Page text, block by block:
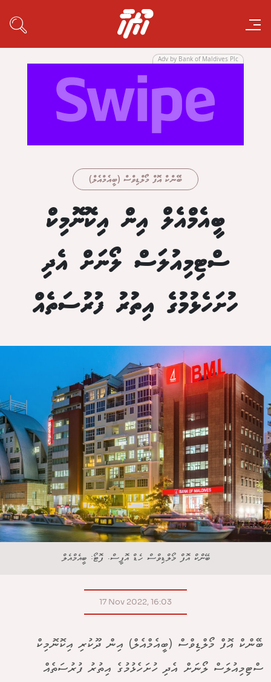
Adv by Bank of Maldives Plc
ބޭންކް އޮފް މޯލްޑިވްސް (ބީއެމްއެލް)
ބީއެމްއެލް އިން އިކޮނޮމިކް
ސްޓިމިއުލަސް ލޯނަށް އެދި
ހުށަހެޅުމުގެ އިތުރު ފުރުސަތެއް
ބޭންކް އޮފް މޯލްޑިވްސް ހެޑް އޮފީސް. ފޮޓޯ: ބީއެމްއެލް
17 Nov 2022, 16:03
ބޭންކް އޮފް މޯލްޑިވްސް (ބީއެމްއެލް) އިން ދޫކުރި އިކޮނޮމިކް
ސްޓިމިއުލަސް ލޯނަށް އެދި ހުށަހެޅުމުގެ އިތުރު ފުރުސަތެއް